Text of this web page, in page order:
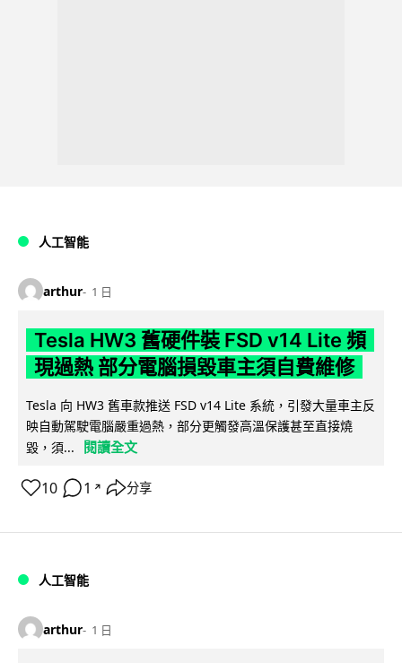
人工智能
arthur 1 日
Tesla HW3 舊硬件裝 FSD v14 Lite 頻
現過熱 部分電腦損毀車主須自費維修
Tesla 向 HW3 舊車款推送 FSD v14 Lite 系統，引發大量車主反
映自動駕駛電腦嚴重過熱，部分更觸發高溫保護甚至直接燒
毀，須...
閱讀全文
10 1 ↗ 分享
人工智能
arthur 1 日